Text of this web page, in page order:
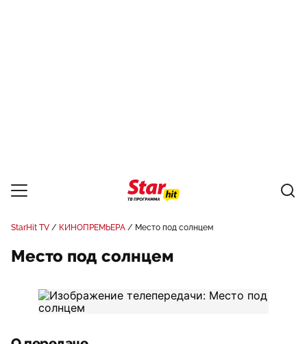
StarHit TV КИНОПРЕМЬЕРА Место под солнцем
Место под солнцем